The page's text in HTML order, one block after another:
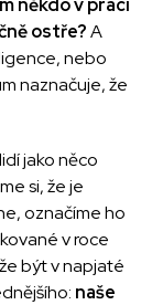
někdo v práci
ostře?A
nebo
naznačuje, že
jako něco
si, že je
označíme ho
v roce
být v napjaté
naše